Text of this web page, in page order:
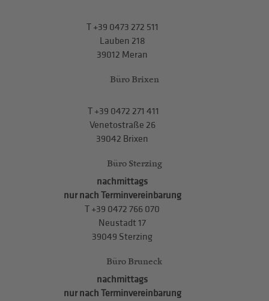
T+39 0473 272 511
Lauben 218
39012 Meran
Büro Brixen
T+39 0472 271 411
Venetostraße 26
39042 Brixen
Büro Sterzing
nachmittags
nur nach Terminvereinbarung
T +39 0472 766 070
Neustadt 17
39049 Sterzing
Büro Bruneck
nachmittags
nur nach Terminvereinbarung